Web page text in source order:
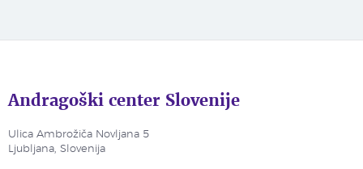
Andragoški center Slovenije
Ulica Ambrožiča Novljana 5
Ljubljana, Slovenija